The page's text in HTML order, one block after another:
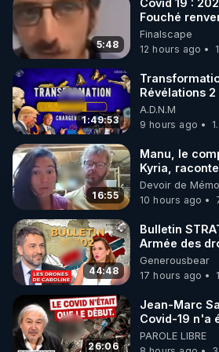
la plateforme Crowdbunker :
▶ https://crowdbunker.com/v/-
▶ Telegram : https://t.me/rgnr_fr
▶ Facebook :
https://www.facebook.com/
▶ Instagram  :
https://www.instagram.com/
r
▶Twitter : https://twitter.com/
5:48
Covid 19 :
Fouché
de CNews !
Finalscape
12 hours ago
1:49:53
Révélations
07/08/26
A.D.N.M
9 hours ago
16:55
Manu, le
Kyria,
vue musclée.
Devoir de
10 hours ago
44:48
Bulletin
Armée des
série,
07.08.2026.
Generousbear
17 hours ago
26:06
Jean-Marc
Covid-19 n'a
début - L'ARN
jusqu où ira-
PAROLE LIBRE